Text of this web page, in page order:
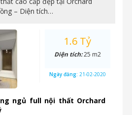
– Diện tích…
ngủ full nội thất Orchard
1.6 Tỷ
Diện tích:25 m2
Ngày đăng: 21-02-2020